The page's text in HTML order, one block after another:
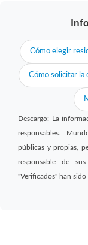
Cómo elegir
Cómo solicitar la
Descargo: La
responsables.
públicas y propias,
responsable de
"Verificados" han